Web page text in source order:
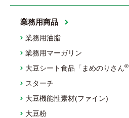
業務用商品
業務用油脂
業務用マーガリン
大豆シート食品「まめのりさん®
スターチ
大豆機能性素材(ファイン)
大豆粉